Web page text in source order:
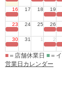
16 17 18 19
23 24 25 26
30 31 1 2
■ ＝店舗休業日 ■ ＝
営業日カレンダー